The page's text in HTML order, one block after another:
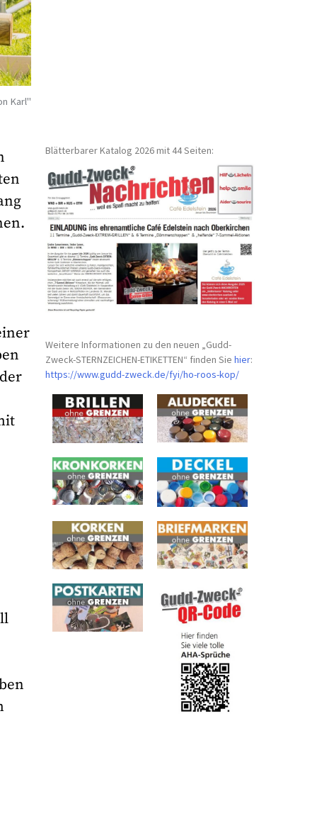
Karl"
Blätterbarer Katalog 2026 mit 44 Seiten:
Weitere Informationen zu den neuen „Gudd-
Zweck-STERNZEICHEN-ETIKETTEN“ finden Siehier:
https://www.gudd-zweck.de/fyi/ho-roos-kop/